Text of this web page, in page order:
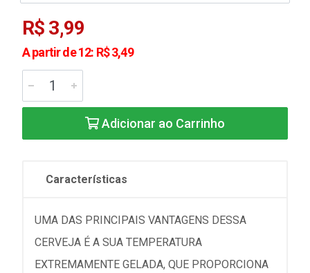
R$ 3,99
A partir de 12: R$ 3,49
Adicionar ao Carrinho
Características
UMA DAS PRINCIPAIS VANTAGENS DESSA
CERVEJA É A SUA TEMPERATURA
EXTREMAMENTE GELADA, QUE PROPORCIONA